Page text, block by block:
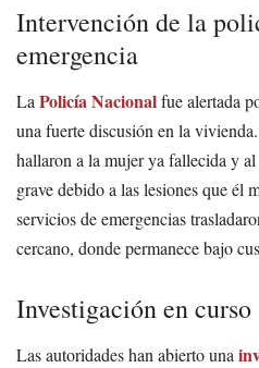
Intervención de la
emergencia
La Policía Nacionalfue alertada
una fuerte discusión en la
hallaron a la mujer ya fallecida y al
grave debido a las lesiones que él
servicios de emergencias
cercano, donde permanece bajo
Investigación en curso
Las autoridades han abierto una